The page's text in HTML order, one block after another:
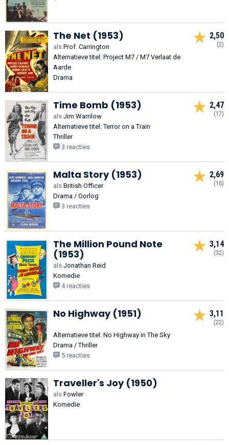
The Net (1953)
als Prof. Carrington
Alternatieve titel: Project M7 / M7 Verlaat de
Aarde
Drama
2,50
(2)
Time Bomb (1953)
als Jim Warrilow
Alternatieve titel: Terror on a Train
Thriller
3 reacties
2,47
(17)
Malta Story (1953)
als British Officer
Drama / Oorlog
3 reacties
2,69
(16)
The Million Pound Note
(1953)
als Jonathan Reid
Komedie
4 reacties
3,14
(32)
No Highway (1951)
Alternatieve titel: No Highway in The Sky
Drama / Thriller
5 reacties
3,11
(22)
Traveller's Joy (1950)
als Fowler
Komedie